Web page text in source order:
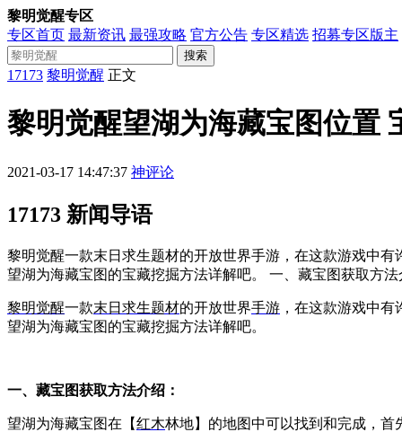
黎明觉醒专区
专区首页 最新资讯 最强攻略 官方公告 专区精选 招募专区版主
搜索
17173 黎明觉醒 正文
黎明觉醒望湖为海藏宝图位置
2021-03-17 14:47:37 神评论
17173 新闻导语
黎明觉醒一款末日求生题材的开放世界手游，在这款游戏中
望湖为海藏宝图的宝藏挖掘方法详解吧。 一、藏宝图获取方
黎明觉醒一款末日 求生题材的开放世界手游 ，在这款游戏中
望湖为海藏宝图的宝藏挖掘方法详解吧。
一、藏宝图获取方法介绍：
望湖为海藏宝图在【红木林地】的地图中可以找到和完成，首